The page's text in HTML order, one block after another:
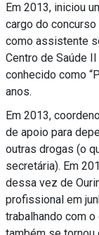
Em 2013, iniciou
cargo do
como assistente
Centro de Saúde II
conhecido como
anos.
Em 2013,
de apoio para
outras drogas (o
secretária). Em
dessa vez de
profissional em
trabalhando com